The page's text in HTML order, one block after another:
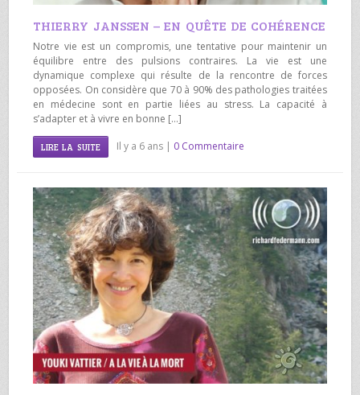
THIERRY JANSSEN – EN QUÊTE DE COHÉRENCE
Notre vie est un compromis, une tentative pour maintenir un
équilibre entre des pulsions contraires. La vie est une
dynamique complexe qui résulte de la rencontre de forces
opposées. On considère que 70 à 90% des pathologies traitées
en médecine sont en partie liées au stress. La capacité à
s’adapter et à vivre en bonne […]
LIRE LA SUITE Il y a 6 ans | 0 Commentaire